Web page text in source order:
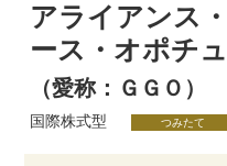
アライアンス
ース・オポチ
（愛称：ＧＧＯ）
国際株式型 つみたて